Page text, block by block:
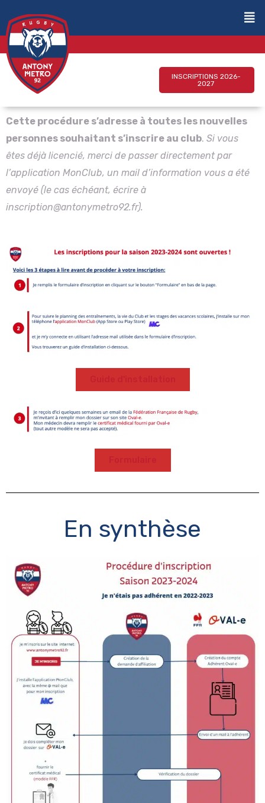
INSCRIPTIONS 2026-
2027
Cette procédure s’adresse à toutes les nouvelles
personnes souhaitant s’inscrire au club. Si vous
êtes déjà licencié, merci de passer directement par
l’application MonClub, un mail d’information vous a été
envoyé (le cas échéant, écrire à
inscription@antonymetro92.fr).
En synthèse